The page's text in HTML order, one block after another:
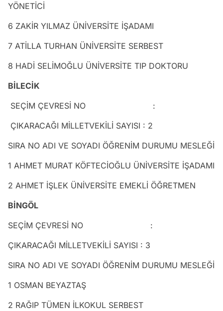
YÖNETİCİ
6 ZAKİR YILMAZ ÜNİVERSİTE İŞADAMI
7 ATİLLA TURHAN ÜNİVERSİTE SERBEST
8 HADİ SELİMOĞLU ÜNİVERSİTE TIP DOKTORU
BİLECİK
SEÇİM ÇEVRESİ NO :
ÇIKARACAĞI MİLLETVEKİLİ SAYISI : 2
SIRA NO ADI VE SOYADI ÖĞRENİM DURUMU MESLEĞİ
1 AHMET MURAT KÖFTECİOĞLU ÜNİVERSİTE İŞADAMI
2 AHMET İŞLEK ÜNİVERSİTE EMEKLİ ÖĞRETMEN
BİNGÖL
SEÇİM ÇEVRESİ NO :
ÇIKARACAĞI MİLLETVEKİLİ SAYISI : 3
SIRA NO ADI VE SOYADI ÖĞRENİM DURUMU MESLEĞİ
1 OSMAN BEYAZTAŞ
2 RAĞIP TÜMEN İLKOKUL SERBEST